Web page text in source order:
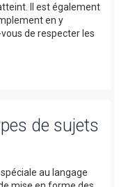
Il est également
en y
de respecter les
de sujets
au langage